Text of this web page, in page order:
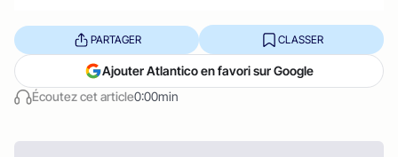
Écoutez cet article0:00min
PARTAGER CLASSER
Ajouter Atlantico en favori sur Google